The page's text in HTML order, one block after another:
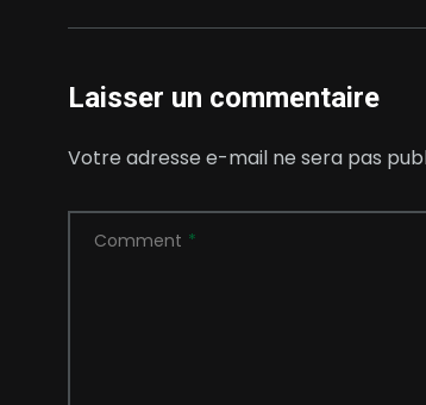
Laisser un commentaire
Votre adresse e-mail ne sera pas
Comment *